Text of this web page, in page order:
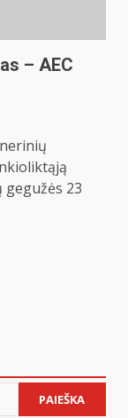
– AEC
23
PAIEŠKA